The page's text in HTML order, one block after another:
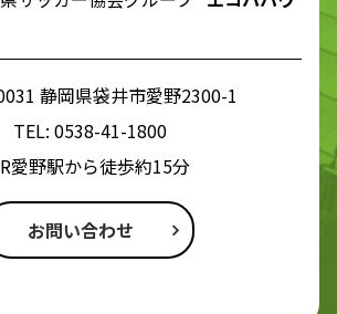
静岡県袋井市愛野2300-1
TEL: 0538-41-1800
愛野駅から徒歩約15分
お問い合わせ